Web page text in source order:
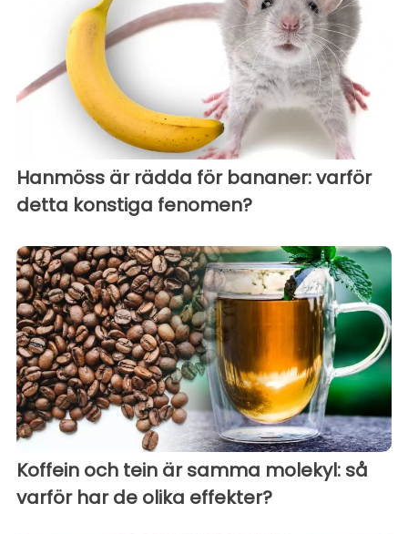
Hanmöss är rädda för bananer: varför
detta konstiga fenomen?
Koffein och tein är samma molekyl: så
varför har de olika effekter?